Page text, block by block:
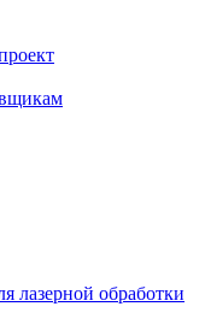
лазерной обработки